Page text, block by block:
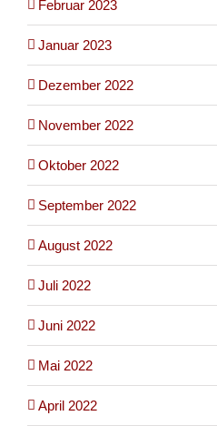
Februar 2023
Januar 2023
Dezember 2022
November 2022
Oktober 2022
September 2022
August 2022
Juli 2022
Juni 2022
Mai 2022
April 2022